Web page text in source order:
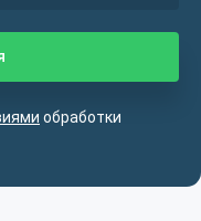
обработки